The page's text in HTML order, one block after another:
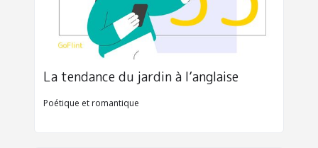
La tendance du jardin à l’anglaise
Poétique et romantique